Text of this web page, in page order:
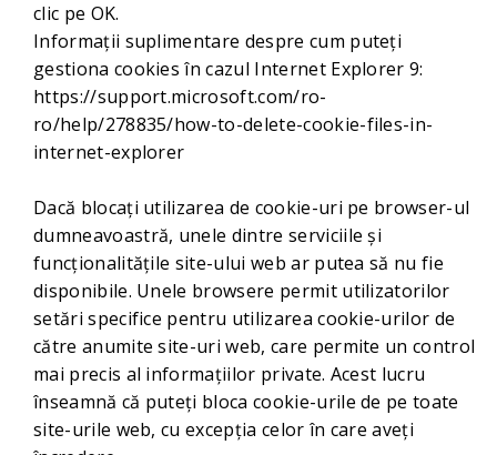
clic pe OK.
Informații suplimentare despre cum puteți
gestiona cookies în cazul Internet Explorer 9:
https://support.microsoft.com/ro-
ro/help/278835/how-to-delete-cookie-files-in-
internet-explorer
Dacă blocați utilizarea de cookie-uri pe browser-ul
dumneavoastră, unele dintre serviciile și
funcționalitățile site-ului web ar putea să nu fie
disponibile. Unele browsere permit utilizatorilor
setări specifice pentru utilizarea cookie-urilor de
către anumite site-uri web, care permite un control
mai precis al informaţiilor private. Acest lucru
înseamnă că puteți bloca cookie-urile de pe toate
site-urile web, cu excepția celor în care aveți